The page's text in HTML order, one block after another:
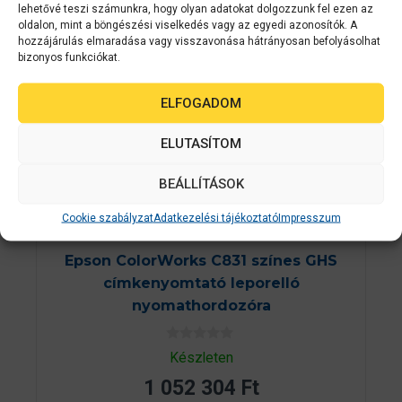
lehetővé teszi számunkra, hogy olyan adatokat dolgozzunk fel ezen az
oldalon, mint a böngészési viselkedés vagy az egyedi azonosítók. A
hozzájárulás elmaradása vagy visszavonása hátrányosan befolyásolhat
bizonyos funkciókat.
ELFOGADOM
ELUTASÍTOM
BEÁLLÍTÁSOK
Cookie szabályzatAdatkezelési tájékoztatóImpresszum
Epson ColorWorks C831 színes GHS
címkenyomtató leporelló
nyomathordozóra
0
a
5
Készleten
1 052 304 Ft